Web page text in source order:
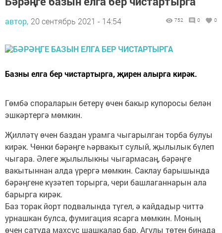
автор, 20 сентябрь 2021 - 14:54 752 0 0
Базны елга бер чистартырга, җирен алырга кирәк.
Гөмбә спораларын бетерү өчен бакыр купоросы белән
эшкәртергә мөмкин.
Җилләтү өчен баздан урамга чыгарылган торба булуы
кирәк. Чөнки бәрәңге һәрвакыт сулый, җылылык бүлеп
чыгара. Әлеге җылылыкны чыгармасаң, бәрәңге
вакытыннан алда үрергә мөмкин. Саклау барышында
бәрәңгене күзәтеп торырга, чери башлаганнарын ала
барырга кирәк.
Баз торак йорт подвалында түгел, ә кайдадыр читтә
урнашкан булса, фумигация ясарга мөмкин. Моның
өчен сатуда махсус шашкалар бар. Агулы төтен бинада